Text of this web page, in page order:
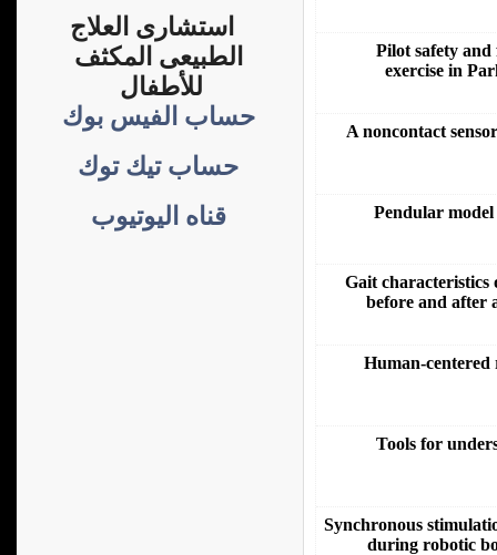
Pilot safety
exercise in
A noncontact
Pendular
Gait characteristics
before and after
Human-
Tools for
Synchronous
during robotic
استشارى العلاج
الطبيعى المكثف
للأطفال
حساب الفيس بوك
حساب تيك توك
قناه اليوتيوب